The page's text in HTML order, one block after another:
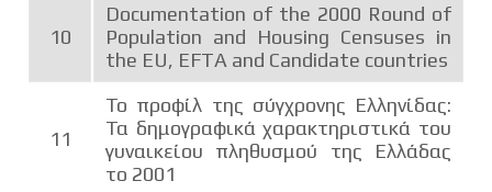
10
Documentation of the 2000 Round of
Population and Housing Censuses in
the EU, EFTA and Candidate countries
11
Το προφίλ της σύγχρονης Ελληνίδας:
Τα δημογραφικά χαρακτηριστικά του
γυναικείου πληθυσμού της Ελλάδας
το 2001